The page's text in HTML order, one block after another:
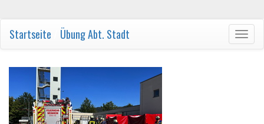
Startseite Übung Abt. Stadt